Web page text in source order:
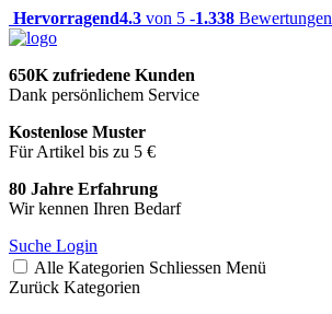
Hervorragend4.3 von 5 -1.338 Bewertungen
650K zufriedene Kunden
Dank persönlichem Service
Kostenlose Muster
Für Artikel bis zu 5 €
80 Jahre Erfahrung
Wir kennen Ihren Bedarf
Suche Login
Alle Kategorien Schliessen Menü
Zurück Kategorien